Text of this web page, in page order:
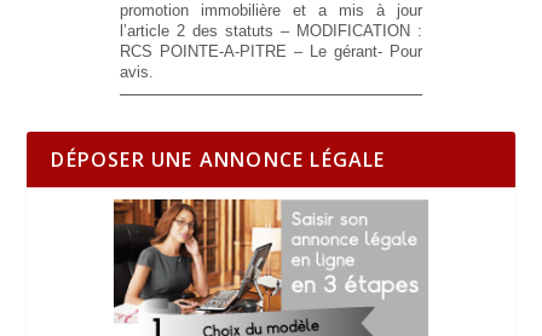
promotion immobilière et a mis à jour
l’article 2 des statuts – MODIFICATION :
RCS POINTE-A-PITRE – Le gérant- Pour
avis.
DÉPOSER UNE ANNONCE LÉGALE